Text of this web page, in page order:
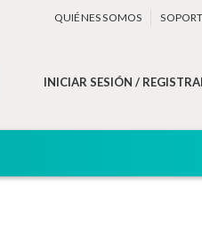
QUIÉNES SOMOS
INICIAR SESIÓN /